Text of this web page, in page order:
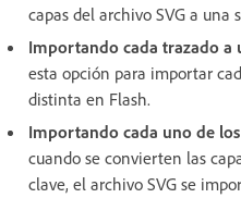
capas del archivo SVG a una
Importando cada trazado a
esta opción para importar
distinta en Flash.
Importando cada uno de
cuando se convierten las
clave, el archivo SVG se